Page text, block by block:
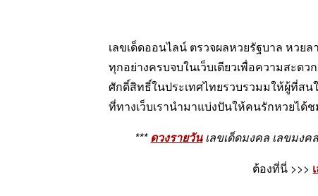
เลขเด็ดออนไลน์ ตรวจผลหวยรัฐบาล หวย
ทุกอย่างครบจบในเว็บเดียวเพื่อความสะด
ศักดิ์สิทธิ์ในประเทศไทยรวบรวมมให้ผู้ที่สน
ที่ทางเว็บเรานำมาแบ่งปันให้คนรักหวยได้ช
***ดวงรายวันเลขเด็ดมงคล เลขมงคล
ต้องที่นี่ >>>เ